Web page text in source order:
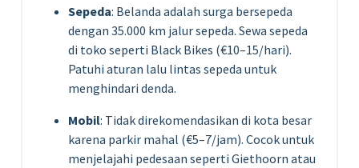
Sepeda: Belanda adalah surga bersepeda
dengan 35.000 km jalur sepeda. Sewa sepeda
di toko seperti Black Bikes (€10–15/hari).
Patuhi aturan lalu lintas sepeda untuk
menghindari denda.
Mobil: Tidak direkomendasikan di kota besar
karena parkir mahal (€5–7/jam). Cocok untuk
menjelajahi pedesaan seperti Giethoorn atau